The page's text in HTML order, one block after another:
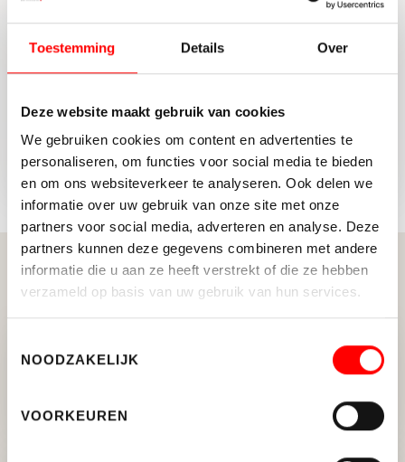
Toestemming Details Over
Deze website maakt gebruik van cookies
We gebruiken cookies om content en advertenties te
personaliseren, om functies voor social media te bieden
en om ons websiteverkeer te analyseren. Ook delen we
informatie over uw gebruik van onze site met onze
partners voor social media, adverteren en analyse. Deze
partners kunnen deze gegevens combineren met andere
informatie die u aan ze heeft verstrekt of die ze hebben
verzameld op basis van uw gebruik van hun services.
NOODZAKELIJK
VOORKEUREN
Gerelateerde berichten
Tandlab huurt kantoorvilla van